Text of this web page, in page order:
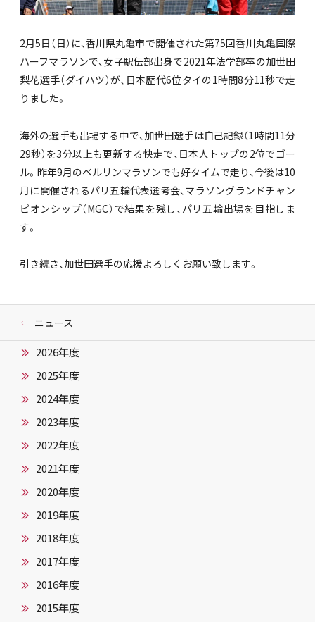
2月5日（日）に、香川県丸亀市で開催された第75回香川丸亀国際
ハーフマラソンで、女子駅伝部出身で2021年法学部卒の加世田
梨花選手（ダイハツ）が、日本歴代6位タイの1時間8分11秒で走
りました。
海外の選手も出場する中で、加世田選手は自己記録（1時間11分
29秒）を3分以上も更新する快走で、日本人トップの2位でゴー
ル。昨年9月のベルリンマラソンでも好タイムで走り、今後は10
月に開催されるパリ五輪代表選考会、マラソングランドチャン
ピオンシップ（MGC）で結果を残し、パリ五輪出場を目指しま
す。
引き続き、加世田選手の応援よろしくお願い致します。
ニュース
2026年度
2025年度
2024年度
2023年度
2022年度
2021年度
2020年度
2019年度
2018年度
2017年度
2016年度
2015年度